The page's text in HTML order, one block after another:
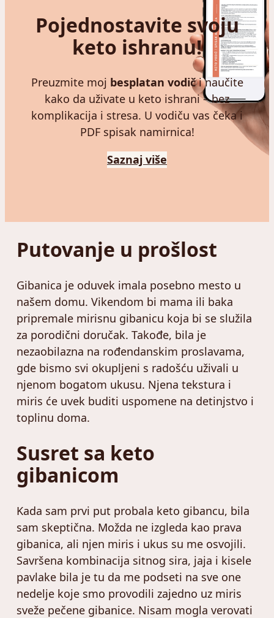
Pojednostavite svoju
keto ishranu!
Preuzmite moj besplatan vodiči naučite
kako da uživate u keto ishrani – bez
komplikacija i stresa. U vodiču vas čeka i
PDF spisak namirnica!
Saznaj više
Putovanje u prošlost
Gibanica je oduvek imala posebno mesto u
našem domu. Vikendom bi mama ili baka
pripremale mirisnu gibanicu koja bi se služila
za porodični doručak. Takođe, bila je
nezaobilazna na rođendanskim proslavama,
gde bismo svi okupljeni s radošću uživali u
njenom bogatom ukusu. Njena tekstura i
miris će uvek buditi uspomene na detinjstvo i
toplinu doma.
Susret sa keto
gibanicom
Kada sam prvi put probala keto gibancu, bila
sam skeptična. Možda ne izgleda kao prava
gibanica, ali njen miris i ukus su me osvojili.
Savršena kombinacija sitnog sira, jaja i kisele
pavlake bila je tu da me podseti na sve one
nedelje koje smo provodili zajedno uz miris
sveže pečene gibanice. Nisam mogla verovati